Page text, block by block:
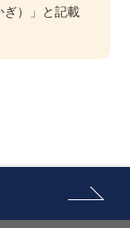
ぎ）」と記載